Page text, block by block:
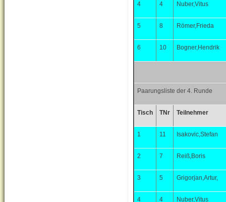
4 4 Nuber,Vitus
5 8 Römer,Frieda
6 10 Bogner,Hendrik
Paarungsliste der 4. Runde
Tisch TNr Teilnehmer
1 11 Isakovic,Stefan
2 7 Reiß,Boris
3 5 Grigorjan,Artur,
4 4 Nuber,Vitus